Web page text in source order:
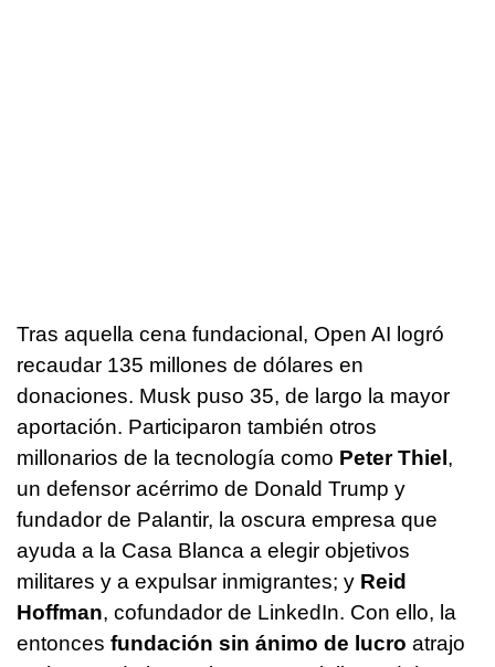
Tras aquella cena fundacional, Open AI logró
recaudar 135 millones de dólares en
donaciones. Musk puso 35, de largo la mayor
aportación. Participaron también otros
millonarios de la tecnología como Peter Thiel,
un defensor acérrimo de Donald Trump y
fundador de Palantir, la oscura empresa que
ayuda a la Casa Blanca a elegir objetivos
militares y a expulsar inmigrantes; y Reid
Hoffman, cofundador de LinkedIn. Con ello, la
entonces fundación sin ánimo de lucro atrajo